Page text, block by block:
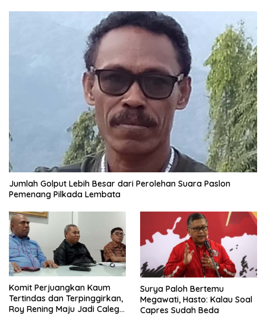
Jumlah Golput Lebih Besar dari Perolehan Suara Paslon
Pemenang Pilkada Lembata
Komit Perjuangkan Kaum
Tertindas dan Terpinggirkan,
Roy Rening Maju Jadi Caleg
Surya Paloh Bertemu
Megawati, Hasto: Kalau Soal
Capres Sudah Beda